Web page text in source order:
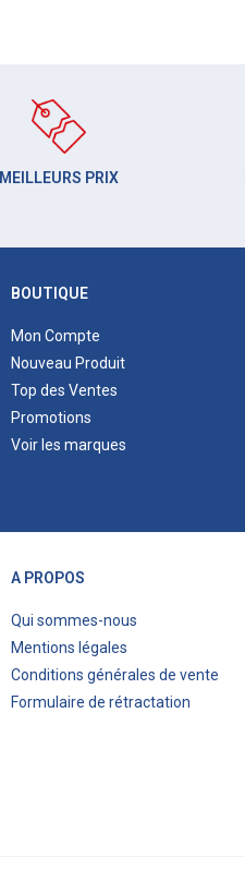
MEILLEURS PRIX
BOUTIQUE
Mon Compte
Nouveau Produit
Top des Ventes
Promotions
Voir les marques
A PROPOS
Qui sommes-nous
Mentions légales
Conditions générales de vente
Formulaire de rétractation